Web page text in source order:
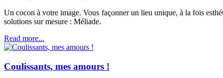
Un cocon à votre image. Vous façonner un lieu unique, à la fois
solutions sur mesure : Méliade.
Read more...
Coulissants, mes amours !